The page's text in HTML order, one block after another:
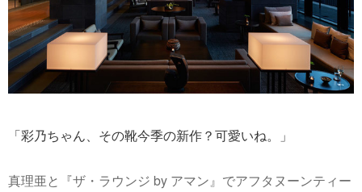
「彩乃ちゃん、その靴今季の新作？可愛いね。」
真理亜と『ザ・ラウンジ by アマン』でアフタヌーンティー